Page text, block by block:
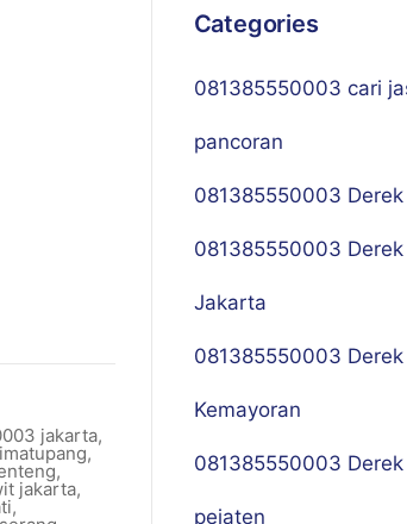
jakarta,
,
,
jakarta,
,
Categories
081385550003 cari
pancoran
081385550003 Derek
081385550003
Jakarta
081385550003
Kemayoran
081385550003
pejaten